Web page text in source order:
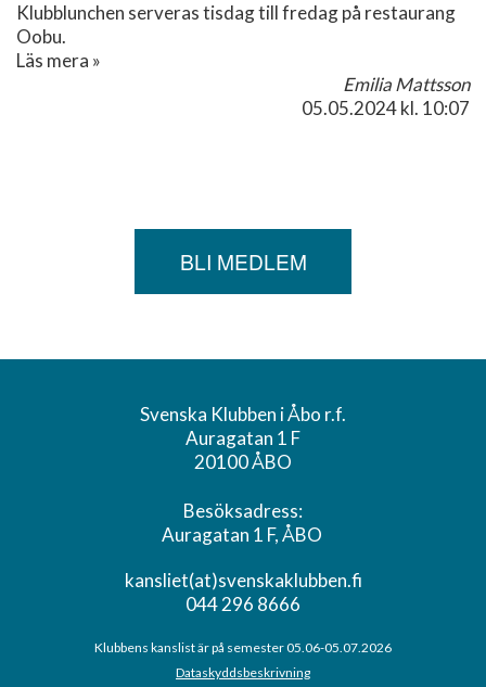
Klubblunchen serveras tisdag till fredag på restaurang
Oobu.
Läs mera »
Emilia Mattsson
05.05.2024kl. 10:07
BLI MEDLEM
Svenska Klubben i Åbo r.f.
Auragatan 1 F
20100 ÅBO
Besöksadress:
Auragatan 1 F, ÅBO
kansliet(at)svenskaklubben.fi
044 296 8666
Klubbens kanslist är på semester 05.06-05.07.2026
Dataskyddsbeskrivning